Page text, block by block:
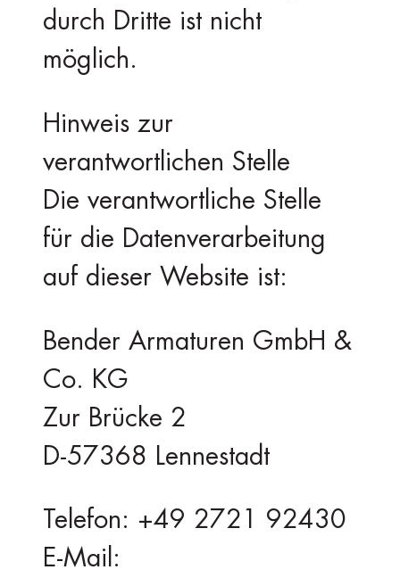
durch Dritte ist nicht
möglich.
Hinweis zur
verantwortlichen Stelle
Die verantwortliche Stelle
für die Datenverarbeitung
auf dieser Website ist:
Bender Armaturen GmbH &
Co. KG
Zur Brücke 2
D-57368 Lennestadt
Telefon: +49 2721 92430
E-Mail: